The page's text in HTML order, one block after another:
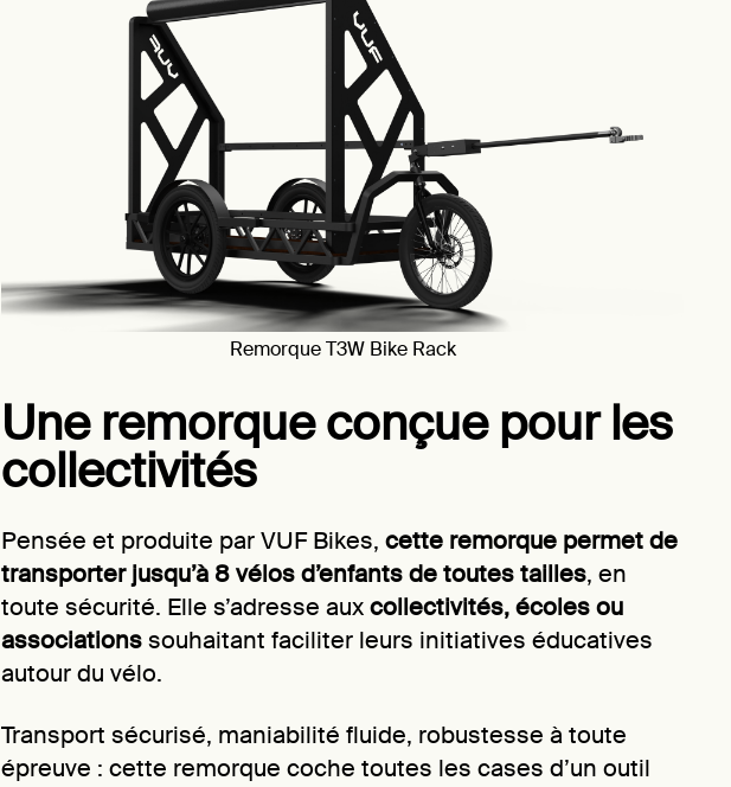
Remorque T3W Bike Rack
Une remorque conçue pour les
collectivités
Pensée et produite par VUF Bikes, cette remorque permet de
transporter jusqu’à 8 vélos d’enfants de toutes tailles, en
toute sécurité. Elle s’adresse auxcollectivités, écoles ou
associationssouhaitant faciliter leurs initiatives éducatives
autour du vélo.
Transport sécurisé, maniabilité fluide, robustesse à toute
épreuve : cette remorque coche toutes les cases d’un outil